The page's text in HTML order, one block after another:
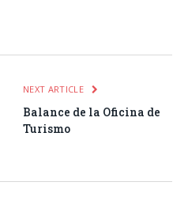
NEXT ARTICLE
Balance de la Oficina de
Turismo